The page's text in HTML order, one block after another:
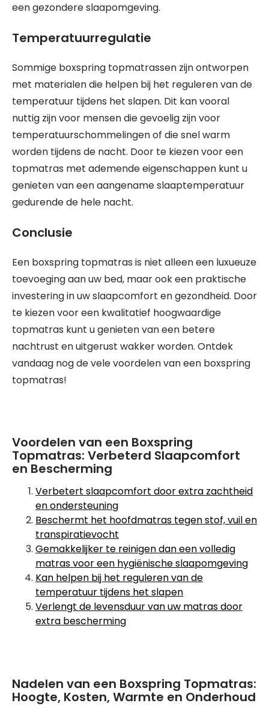
een gezondere slaapomgeving.
Temperatuurregulatie
Sommige boxspring topmatrassen zijn ontworpen
met materialen die helpen bij het reguleren van de
temperatuur tijdens het slapen. Dit kan vooral
nuttig zijn voor mensen die gevoelig zijn voor
temperatuurschommelingen of die snel warm
worden tijdens de nacht. Door te kiezen voor een
topmatras met ademende eigenschappen kunt u
genieten van een aangename slaaptemperatuur
gedurende de hele nacht.
Conclusie
Een boxspring topmatras is niet alleen een luxueuze
toevoeging aan uw bed, maar ook een praktische
investering in uw slaapcomfort en gezondheid. Door
te kiezen voor een kwalitatief hoogwaardige
topmatras kunt u genieten van een betere
nachtrust en uitgerust wakker worden. Ontdek
vandaag nog de vele voordelen van een boxspring
topmatras!
Voordelen van een Boxspring
Topmatras: Verbeterd Slaapcomfort
en Bescherming
Verbetert slaapcomfort door extra zachtheid
en ondersteuning
Beschermt het hoofdmatras tegen stof, vuil en
transpiratievocht
Gemakkelijker te reinigen dan een volledig
matras voor een hygiënische slaapomgeving
Kan helpen bij het reguleren van de
temperatuur tijdens het slapen
Verlengt de levensduur van uw matras door
extra bescherming
Nadelen van een Boxspring Topmatras:
Hoogte, Kosten, Warmte en Onderhoud